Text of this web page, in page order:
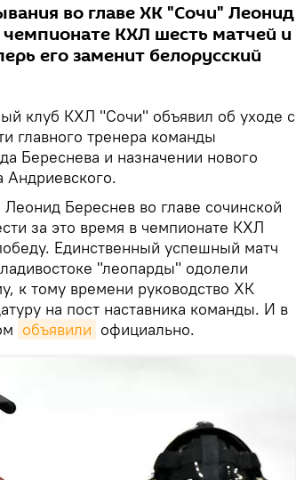
во главе ХК "Сочи" Леонид
чемпионате КХЛ шесть матчей и
его заменит белорусский
клуб КХЛ "Сочи" объявил об уходе с
главного тренера команды
Береснева и назначении нового
Андриевского.
Береснев во главе сочинской
за это время в чемпионате КХЛ
Единственный успешный матч
"леопарды" одолели
к тому времени руководство ХК
на пост наставника команды. И в
объявили официально.